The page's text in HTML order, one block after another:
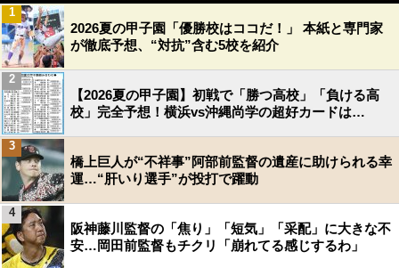
2026夏の甲子園「優勝校はココだ！」 本紙と専門家
が徹底予想、“対抗”含む5校を紹介
1
【2026夏の甲子園】初戦で「勝つ高校」「負ける高
校」完全予想！横浜vs沖縄尚学の超好カードは…
2
橋上巨人が“不祥事”阿部前監督の遺産に助けられる幸
運…“肝いり選手”が投打で躍動
3
阪神藤川監督の「焦り」「短気」「采配」に大きな不
安…岡田前監督もチクリ「崩れてる感じするわ」
4